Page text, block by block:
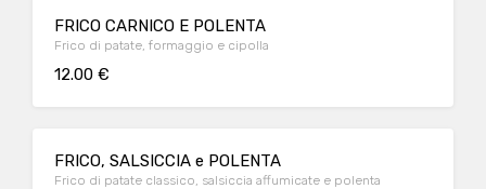
FRICO CARNICO E POLENTA
Frico di patate, formaggio e cipolla
12.00 €
FRICO, SALSICCIA e POLENTA
Frico di patate classico, salsiccia affumicate e polenta